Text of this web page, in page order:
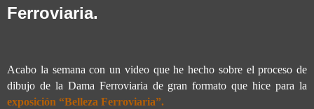
Ferroviaria.
Acabo la semana con un video que he hecho sobre el proceso de
dibujo de la Dama Ferroviaria de gran formato que hice para la
exposición “Belleza Ferroviaria”.